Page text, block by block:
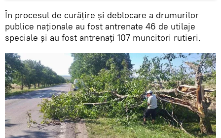
În procesul de curățire și deblocare a drumurilor
publice naționale au fost antrenate 46 de utilaje
speciale și au fost antrenați 107 muncitori rutieri.